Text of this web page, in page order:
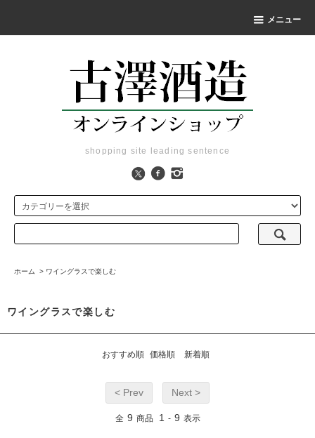
メニュー
shopping site leading sentence
ホーム > ワイングラスで楽しむ
ワイングラスで楽しむ
おすすめ順 価格順 新着順
< Prev Next >
全 9 商品 1 - 9 表示